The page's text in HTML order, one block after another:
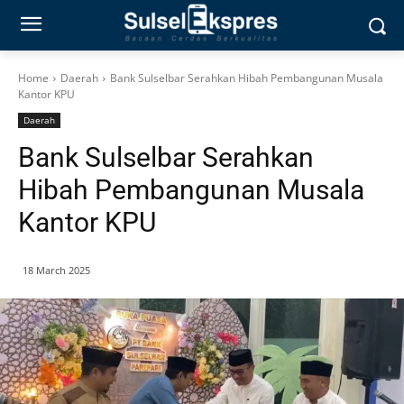
Home Daerah
Bank Sulselbar Serahkan Hibah Pembangunan Musala
Kantor KPU
Daerah
Bank Sulselbar Serahkan
Hibah Pembangunan Musala
Kantor KPU
18 March 2025